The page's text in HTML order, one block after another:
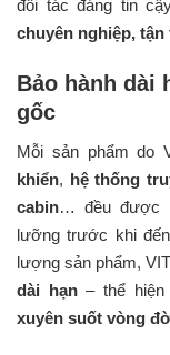
đối tác đáng tin
chuyên nghiệp, tận
Bảo hành dài
gốc
Mỗi sản phẩm do
khiển, hệ thống
cabin… đều được
lưỡng trước khi
lượng sản phẩm,
dài hạn– thể
xuyên suốt vòng